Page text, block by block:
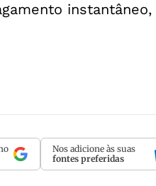
instantâneo,
Nos adicione às suas
fontes preferidas